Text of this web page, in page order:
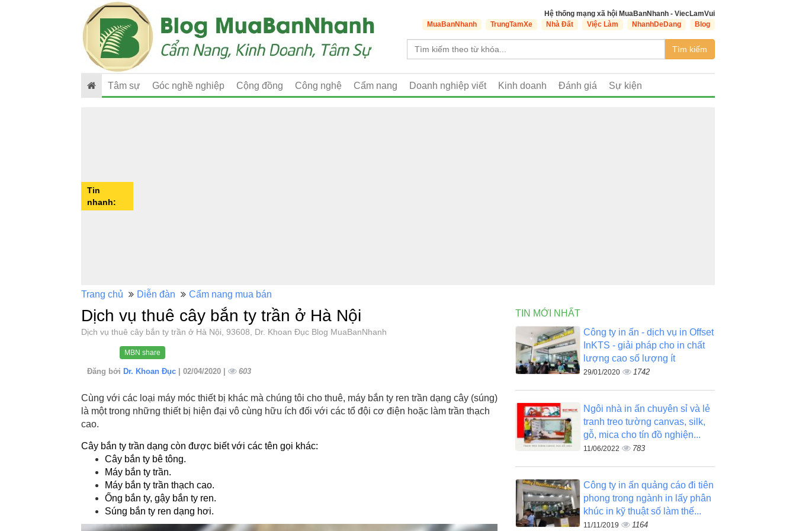
Hệ thống mạng xã hội MuaBanNhanh - ViecLamVui
MuaBanNhanh
TrungTamXe Nhà Đất Việc Làm NhanhDeDang Blog
Tìm kiếm
Tâm sự Góc nghề nghiệp Cộng đồng Công nghệ Cẩm nang Doanh nghiệp viết Kinh doanh Đánh giá Sự kiện
Tin
nhanh:
Trang chủ Diễn đàn Cẩm nang mua bán
Dịch vụ thuê cây bắn ty trần ở Hà Nội
Dịch vụ thuê cây bắn ty trần ở Hà Nội, 93608, Dr. Khoan Đục Blog MuaBanNhanh
MBN share
Đăng bởi Dr. Khoan Đục | 02/04/2020 | 603
Cùng với các loại máy móc thiết bị khác mà chúng tôi cho thuê, máy bắn ty ren trần dạng cây (súng)
là một trong những thiết bị hiện đại vô cùng hữu ích đối với các tổ đội cơ điện hoặc làm trần thạch
cao.
Cây bắn ty trần dạng còn được biết với các tên gọi khác:
Cây bắn ty bê tông.
Máy bắn ty trần.
Máy bắn ty trần thạch cao.
Ống bắn ty, gậy bắn ty ren.
Súng bắn ty ren dạng hơi.
TIN MỚI NHẤT
Công ty in ấn - dịch vụ in Offset
InKTS - giải pháp cho in chất
lượng cao số lượng ít
29/01/2020 1742
Ngôi nhà in ấn chuyên sỉ và lẻ
tranh treo tường canvas, silk,
gỗ, mica cho tín đồ nghiện...
11/06/2022 783
Công ty in ấn quảng cáo đi tiên
phong trong ngành in lấy phân
khúc in kỹ thuật số làm thế...
11/11/2019 1164